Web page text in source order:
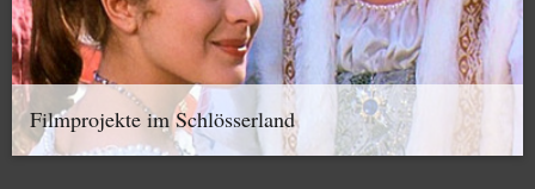
Filmprojekte im Schlösserland